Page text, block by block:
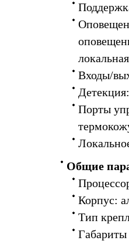
Входы/
Порты
Общие
Корпус:
Тип